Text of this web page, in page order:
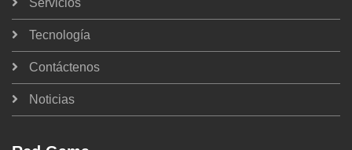
Servicios
Tecnología
Contáctenos
Noticias